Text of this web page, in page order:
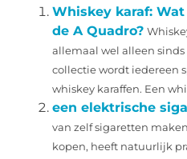
Whiskey karaf:
de A Quadro?
allemaal wel alleen
collectie wordt iedereen
whiskey karaffen. Een
een elektrische
van zelf sigaretten
kopen, heeft natuurlijk